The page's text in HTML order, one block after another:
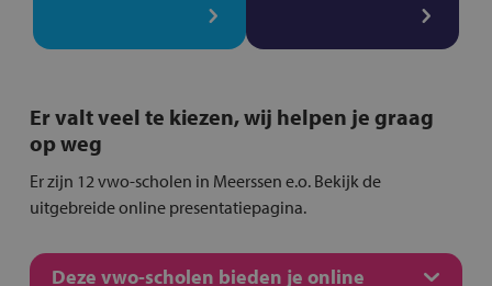
Er valt veel te kiezen, wij helpen je graag
op weg
Er zijn 12 vwo-scholen in Meerssen e.o. Bekijk de
uitgebreide online presentatiepagina.
Deze vwo-scholen bieden je online